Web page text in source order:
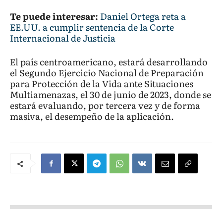
Te puede interesar: Daniel Ortega reta a
EE.UU. a cumplir sentencia de la Corte
Internacional de Justicia
El país centroamericano, estará desarrollando
el Segundo Ejercicio Nacional de Preparación
para Protección de la Vida ante Situaciones
Multiamenazas, el 30 de junio de 2023, donde se
estará evaluando, por tercera vez y de forma
masiva, el desempeño de la aplicación.